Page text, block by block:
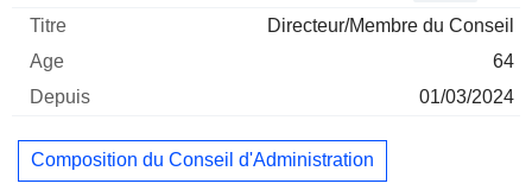
Directeur/Membre du Conseil
64
01/03/2024
Composition du Conseil d'Administration